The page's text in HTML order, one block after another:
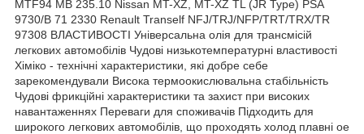
MTF94 MB 235.10 Nissan MT-XZ, MT-XZ TL (JR Type) PSA
9730/B 71 2330 Renault Tranself NFJ/TRJ/NFP/TRT/TRX/TR
97308 ВЛАСТИВОСТІ Універсальна олія для трансмісій
легкових автомобілів Чудові низькотемпературні властивості
Хіміко - технічні характеристики, які добре себе
зарекомендували Висока термоокислювальна стабільність
Чудові фрикційні характеристики та захист при високих
навантаженнях Переваги для споживачів Підходить для
широкого легкових автомобілів, що проходять холод плавні ое